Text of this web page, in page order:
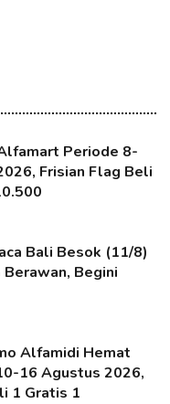
Periode 8-
Frisian Flag Beli
Bali Besok (11/8)
Berawan, Begini
Alfamidi Hemat
16 Agustus 2026,
1 Gratis 1